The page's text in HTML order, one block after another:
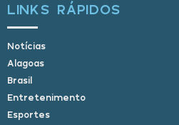
LINKS RÁPIDOS
Notícias
Alagoas
Brasil
Entretenimento
Esportes